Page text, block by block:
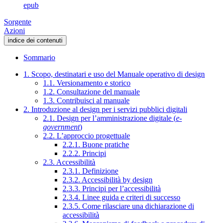
epub
Sorgente
Azioni
indice dei contenuti
Sommario
1. Scopo, destinatari e uso del Manuale operativo di design
1.1. Versionamento e storico
1.2. Consultazione del manuale
1.3. Contribuisci al manuale
2. Introduzione al design per i servizi pubblici digitali
2.1. Design per l’amministrazione digitale (e-
government)
2.2. L’approccio progettuale
2.2.1. Buone pratiche
2.2.2. Principi
2.3. Accessibilità
2.3.1. Definizione
2.3.2. Accessibilità by design
2.3.3. Principi per l’accessibilità
2.3.4. Linee guida e criteri di successo
2.3.5. Come rilasciare una dichiarazione di
accessibilità